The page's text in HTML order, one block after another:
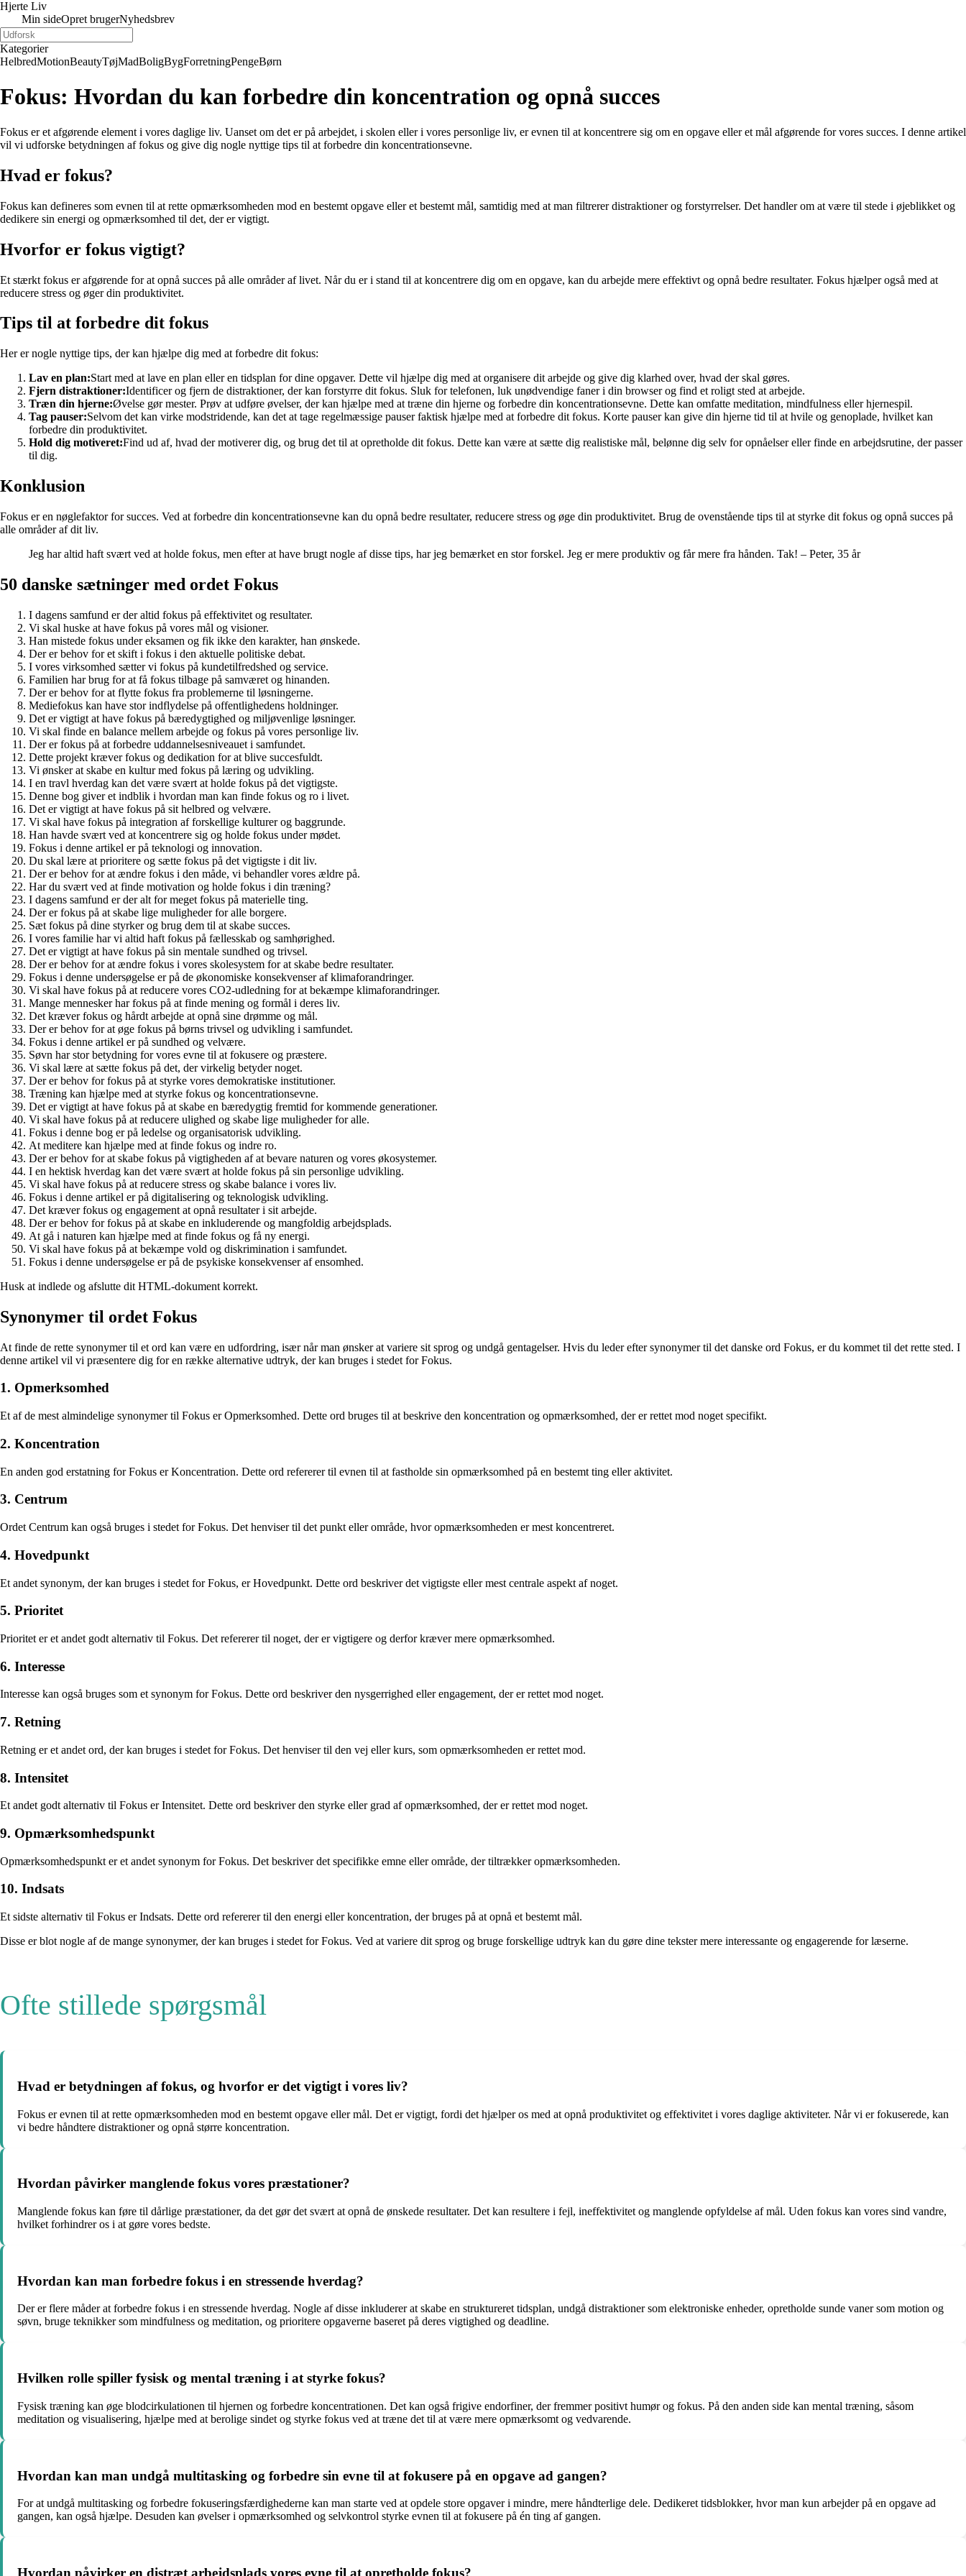
Hjerte Liv
Min sideOpret brugerNyhedsbrev
Kategorier
HelbredMotionBeautyTøjMadBoligBygForretningPengeBørn
Fokus: Hvordan du kan forbedre din koncentration og opnå succes
Fokus er et afgørende element i vores daglige liv. Uanset om det er på arbejdet, i skolen eller i vores personlige liv, er evnen til at koncentrere sig om en opgave eller et mål afgørende for vores succes. I denne artikel
vil vi udforske betydningen af fokus og give dig nogle nyttige tips til at forbedre din koncentrationsevne.
Hvad er fokus?
Fokus kan defineres som evnen til at rette opmærksomheden mod en bestemt opgave eller et bestemt mål, samtidig med at man filtrerer distraktioner og forstyrrelser. Det handler om at være til stede i øjeblikket og
dedikere sin energi og opmærksomhed til det, der er vigtigt.
Hvorfor er fokus vigtigt?
Et stærkt fokus er afgørende for at opnå succes på alle områder af livet. Når du er i stand til at koncentrere dig om en opgave, kan du arbejde mere effektivt og opnå bedre resultater. Fokus hjælper også med at
reducere stress og øger din produktivitet.
Tips til at forbedre dit fokus
Her er nogle nyttige tips, der kan hjælpe dig med at forbedre dit fokus:
Lav en plan:Start med at lave en plan eller en tidsplan for dine opgaver. Dette vil hjælpe dig med at organisere dit arbejde og give dig klarhed over, hvad der skal gøres.
Fjern distraktioner:Identificer og fjern de distraktioner, der kan forstyrre dit fokus. Sluk for telefonen, luk unødvendige faner i din browser og find et roligt sted at arbejde.
Træn din hjerne:Øvelse gør mester. Prøv at udføre øvelser, der kan hjælpe med at træne din hjerne og forbedre din koncentrationsevne. Dette kan omfatte meditation, mindfulness eller hjernespil.
Tag pauser:Selvom det kan virke modstridende, kan det at tage regelmæssige pauser faktisk hjælpe med at forbedre dit fokus. Korte pauser kan give din hjerne tid til at hvile og genoplade, hvilket kan
forbedre din produktivitet.
Hold dig motiveret:Find ud af, hvad der motiverer dig, og brug det til at opretholde dit fokus. Dette kan være at sætte dig realistiske mål, belønne dig selv for opnåelser eller finde en arbejdsrutine, der passer
til dig.
Konklusion
Fokus er en nøglefaktor for succes. Ved at forbedre din koncentrationsevne kan du opnå bedre resultater, reducere stress og øge din produktivitet. Brug de ovenstående tips til at styrke dit fokus og opnå succes på
alle områder af dit liv.
Jeg har altid haft svært ved at holde fokus, men efter at have brugt nogle af disse tips, har jeg bemærket en stor forskel. Jeg er mere produktiv og får mere fra hånden. Tak! – Peter, 35 år
50 danske sætninger med ordet Fokus
I dagens samfund er der altid fokus på effektivitet og resultater.
Vi skal huske at have fokus på vores mål og visioner.
Han mistede fokus under eksamen og fik ikke den karakter, han ønskede.
Der er behov for et skift i fokus i den aktuelle politiske debat.
I vores virksomhed sætter vi fokus på kundetilfredshed og service.
Familien har brug for at få fokus tilbage på samværet og hinanden.
Der er behov for at flytte fokus fra problemerne til løsningerne.
Mediefokus kan have stor indflydelse på offentlighedens holdninger.
Det er vigtigt at have fokus på bæredygtighed og miljøvenlige løsninger.
Vi skal finde en balance mellem arbejde og fokus på vores personlige liv.
Der er fokus på at forbedre uddannelsesniveauet i samfundet.
Dette projekt kræver fokus og dedikation for at blive succesfuldt.
Vi ønsker at skabe en kultur med fokus på læring og udvikling.
I en travl hverdag kan det være svært at holde fokus på det vigtigste.
Denne bog giver et indblik i hvordan man kan finde fokus og ro i livet.
Det er vigtigt at have fokus på sit helbred og velvære.
Vi skal have fokus på integration af forskellige kulturer og baggrunde.
Han havde svært ved at koncentrere sig og holde fokus under mødet.
Fokus i denne artikel er på teknologi og innovation.
Du skal lære at prioritere og sætte fokus på det vigtigste i dit liv.
Der er behov for at ændre fokus i den måde, vi behandler vores ældre på.
Har du svært ved at finde motivation og holde fokus i din træning?
I dagens samfund er der alt for meget fokus på materielle ting.
Der er fokus på at skabe lige muligheder for alle borgere.
Sæt fokus på dine styrker og brug dem til at skabe succes.
I vores familie har vi altid haft fokus på fællesskab og samhørighed.
Det er vigtigt at have fokus på sin mentale sundhed og trivsel.
Der er behov for at ændre fokus i vores skolesystem for at skabe bedre resultater.
Fokus i denne undersøgelse er på de økonomiske konsekvenser af klimaforandringer.
Vi skal have fokus på at reducere vores CO2-udledning for at bekæmpe klimaforandringer.
Mange mennesker har fokus på at finde mening og formål i deres liv.
Det kræver fokus og hårdt arbejde at opnå sine drømme og mål.
Der er behov for at øge fokus på børns trivsel og udvikling i samfundet.
Fokus i denne artikel er på sundhed og velvære.
Søvn har stor betydning for vores evne til at fokusere og præstere.
Vi skal lære at sætte fokus på det, der virkelig betyder noget.
Der er behov for fokus på at styrke vores demokratiske institutioner.
Træning kan hjælpe med at styrke fokus og koncentrationsevne.
Det er vigtigt at have fokus på at skabe en bæredygtig fremtid for kommende generationer.
Vi skal have fokus på at reducere ulighed og skabe lige muligheder for alle.
Fokus i denne bog er på ledelse og organisatorisk udvikling.
At meditere kan hjælpe med at finde fokus og indre ro.
Der er behov for at skabe fokus på vigtigheden af at bevare naturen og vores økosystemer.
I en hektisk hverdag kan det være svært at holde fokus på sin personlige udvikling.
Vi skal have fokus på at reducere stress og skabe balance i vores liv.
Fokus i denne artikel er på digitalisering og teknologisk udvikling.
Det kræver fokus og engagement at opnå resultater i sit arbejde.
Der er behov for fokus på at skabe en inkluderende og mangfoldig arbejdsplads.
At gå i naturen kan hjælpe med at finde fokus og få ny energi.
Vi skal have fokus på at bekæmpe vold og diskrimination i samfundet.
Fokus i denne undersøgelse er på de psykiske konsekvenser af ensomhed.
Husk at indlede og afslutte dit HTML-dokument korrekt.
Synonymer til ordet Fokus
At finde de rette synonymer til et ord kan være en udfordring, især når man ønsker at variere sit sprog og undgå gentagelser. Hvis du leder efter synonymer til det danske ord Fokus, er du kommet til det rette sted. I
denne artikel vil vi præsentere dig for en række alternative udtryk, der kan bruges i stedet for Fokus.
1. Opmerksomhed
Et af de mest almindelige synonymer til Fokus er Opmerksomhed. Dette ord bruges til at beskrive den koncentration og opmærksomhed, der er rettet mod noget specifikt.
2. Koncentration
En anden god erstatning for Fokus er Koncentration. Dette ord refererer til evnen til at fastholde sin opmærksomhed på en bestemt ting eller aktivitet.
3. Centrum
Ordet Centrum kan også bruges i stedet for Fokus. Det henviser til det punkt eller område, hvor opmærksomheden er mest koncentreret.
4. Hovedpunkt
Et andet synonym, der kan bruges i stedet for Fokus, er Hovedpunkt. Dette ord beskriver det vigtigste eller mest centrale aspekt af noget.
5. Prioritet
Prioritet er et andet godt alternativ til Fokus. Det refererer til noget, der er vigtigere og derfor kræver mere opmærksomhed.
6. Interesse
Interesse kan også bruges som et synonym for Fokus. Dette ord beskriver den nysgerrighed eller engagement, der er rettet mod noget.
7. Retning
Retning er et andet ord, der kan bruges i stedet for Fokus. Det henviser til den vej eller kurs, som opmærksomheden er rettet mod.
8. Intensitet
Et andet godt alternativ til Fokus er Intensitet. Dette ord beskriver den styrke eller grad af opmærksomhed, der er rettet mod noget.
9. Opmærksomhedspunkt
Opmærksomhedspunkt er et andet synonym for Fokus. Det beskriver det specifikke emne eller område, der tiltrækker opmærksomheden.
10. Indsats
Et sidste alternativ til Fokus er Indsats. Dette ord refererer til den energi eller koncentration, der bruges på at opnå et bestemt mål.
Disse er blot nogle af de mange synonymer, der kan bruges i stedet for Fokus. Ved at variere dit sprog og bruge forskellige udtryk kan du gøre dine tekster mere interessante og engagerende for læserne.
Ofte stillede spørgsmål
Hvad er betydningen af fokus, og hvorfor er det vigtigt i vores liv?
Fokus er evnen til at rette opmærksomheden mod en bestemt opgave eller mål. Det er vigtigt, fordi det hjælper os med at opnå produktivitet og effektivitet i vores daglige aktiviteter. Når vi er fokuserede, kan
vi bedre håndtere distraktioner og opnå større koncentration.
Hvordan påvirker manglende fokus vores præstationer?
Manglende fokus kan føre til dårlige præstationer, da det gør det svært at opnå de ønskede resultater. Det kan resultere i fejl, ineffektivitet og manglende opfyldelse af mål. Uden fokus kan vores sind vandre,
hvilket forhindrer os i at gøre vores bedste.
Hvordan kan man forbedre fokus i en stressende hverdag?
Der er flere måder at forbedre fokus i en stressende hverdag. Nogle af disse inkluderer at skabe en struktureret tidsplan, undgå distraktioner som elektroniske enheder, opretholde sunde vaner som motion og
søvn, bruge teknikker som mindfulness og meditation, og prioritere opgaverne baseret på deres vigtighed og deadline.
Hvilken rolle spiller fysisk og mental træning i at styrke fokus?
Fysisk træning kan øge blodcirkulationen til hjernen og forbedre koncentrationen. Det kan også frigive endorfiner, der fremmer positivt humør og fokus. På den anden side kan mental træning, såsom
meditation og visualisering, hjælpe med at berolige sindet og styrke fokus ved at træne det til at være mere opmærksomt og vedvarende.
Hvordan kan man undgå multitasking og forbedre sin evne til at fokusere på en opgave ad gangen?
For at undgå multitasking og forbedre fokuseringsfærdighederne kan man starte ved at opdele store opgaver i mindre, mere håndterlige dele. Dedikeret tidsblokker, hvor man kun arbejder på en opgave ad
gangen, kan også hjælpe. Desuden kan øvelser i opmærksomhed og selvkontrol styrke evnen til at fokusere på én ting af gangen.
Hvordan påvirker en distræt arbejdsplads vores evne til at opretholde fokus?